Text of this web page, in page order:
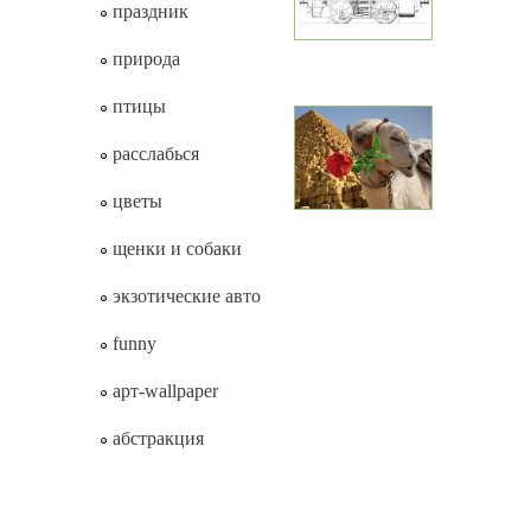
праздник
природа
птицы
расслабься
цветы
щенки и собаки
экзотические авто
funny
арт-wallpaper
абстракция